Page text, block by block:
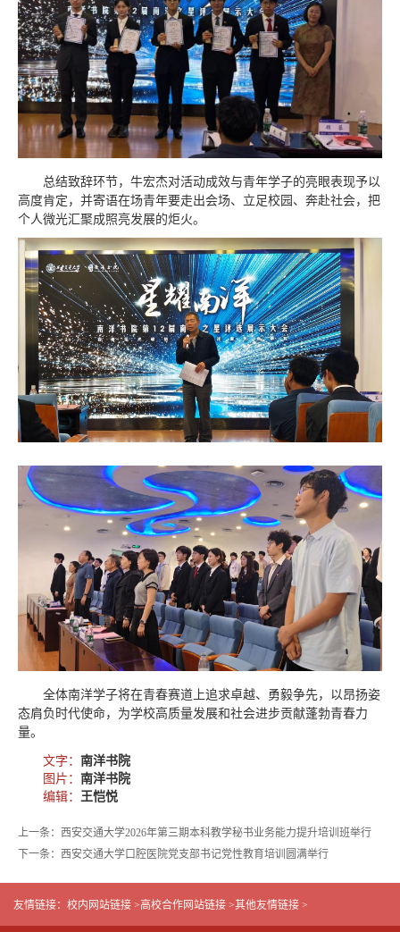
总结致辞环节，牛宏杰对活动成效与青年学子的亮眼表现予以
高度肯定，并寄语在场青年要走出会场、立足校园、奔赴社会，把
个人微光汇聚成照亮发展的炬火。
全体南洋学子将在青春赛道上追求卓越、勇毅争先，以昂扬姿
态肩负时代使命，为学校高质量发展和社会进步贡献蓬勃青春力
量。
文字： 南洋书院
图片： 南洋书院
编辑：
王恺悦
上一条：西安交通大学2026年第三期本科教学秘书业务能力提升培训班举行
下一条：西安交通大学口腔医院党支部书记党性教育培训圆满举行
友情链接： 校内网站链接 >高校合作网站链接 >其他友情链接 >